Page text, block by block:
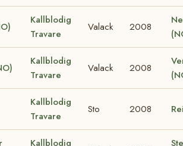
Kallblodig
Travare
Valack 2008
Kallblodig
Travare
Valack 2008
Kallblodig
Travare
Sto 2008
Kallblodig